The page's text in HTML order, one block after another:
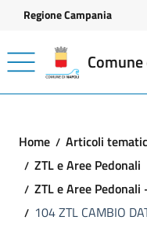
Vai ai contenuti
Vai al footer
Regione Campania
Home Articoli
ZTL e Aree Pedonali
ZTL e Aree
104 ZTL CAMBIO